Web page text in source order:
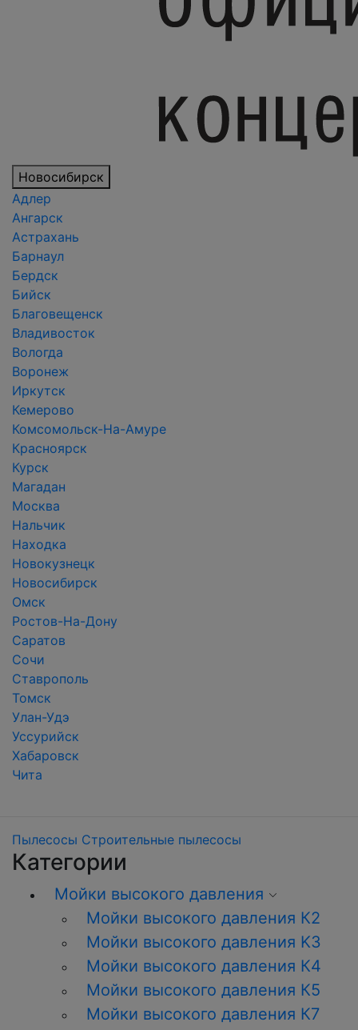
Новосибирск
Адлер
Ангарск
Астрахань
Барнаул
Бердск
Бийск
Благовещенск
Владивосток
Вологда
Воронеж
Иркутск
Кемерово
Комсомольск-На-Амуре
Красноярск
Курск
Магадан
Москва
Нальчик
Находка
Новокузнецк
Новосибирск
Омск
Ростов-На-Дону
Саратов
Сочи
Ставрополь
Томск
Улан-Удэ
Уссурийск
Хабаровск
Чита
Пылесосы Строительные пылесосы
Категории
Мойки высокого давления
Мойки высокого давления К2
Мойки высокого давления K3
Мойки высокого давления К4
Мойки высокого давления К5
Мойки высокого давления К7